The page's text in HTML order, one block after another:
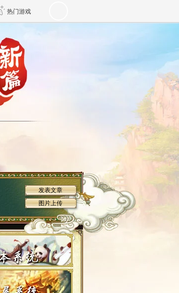
热门游戏
传奇4
新天龙八部
仙剑世界
发表文章
图片上传